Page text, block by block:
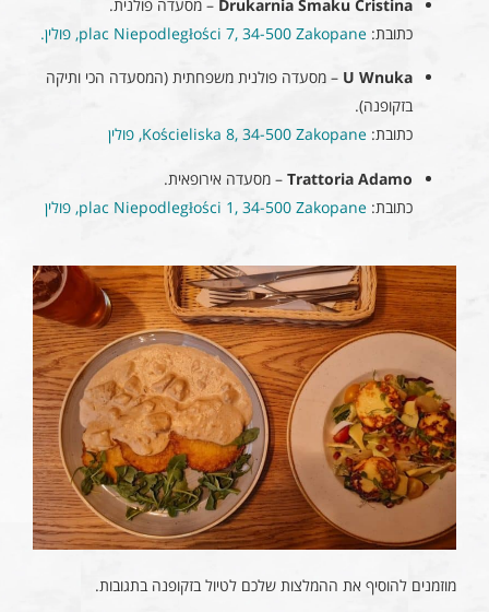
Drukarnia Smaku Cristina – מסעדה פולנית.
כתובת: plac Niepodległości 7, 34-500 Zakopane, פולין.
U Wnuka – מסעדה פולנית משפחתית (המסעדה הכי ותיקה
בזקופנה).
כתובת: Kościeliska 8, 34-500 Zakopane, פולין
Trattoria Adamo – מסעדה אירופאית.
כתובת: plac Niepodległości 1, 34-500 Zakopane, פולין
מוזמנים להוסיף את ההמלצות שלכם לטיול בזקופנה בתגובות.